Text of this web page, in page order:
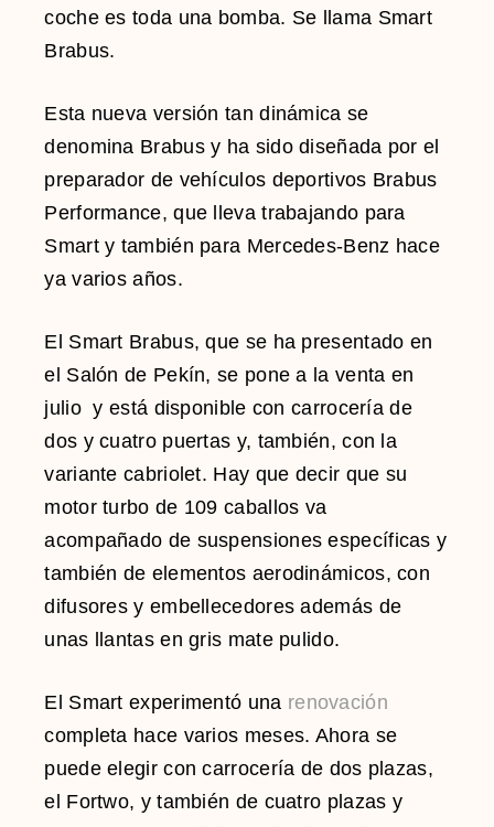
coche es toda una bomba. Se llama Smart
Brabus.
Esta nueva versión tan dinámica se
denomina Brabus y ha sido diseñada por el
preparador de vehículos deportivos Brabus
Performance, que lleva trabajando para
Smart y también para Mercedes-Benz hace
ya varios años.
El Smart Brabus, que se ha presentado en
el Salón de Pekín, se pone a la venta en
julio y está disponible con carrocería de
dos y cuatro puertas y, también, con la
variante cabriolet. Hay que decir que su
motor turbo de 109 caballos va
acompañado de suspensiones específicas y
también de elementos aerodinámicos, con
difusores y embellecedores además de
unas llantas en gris mate pulido.
El Smart experimentó una renovación
completa hace varios meses. Ahora se
puede elegir con carrocería de dos plazas,
el Fortwo, y también de cuatro plazas y